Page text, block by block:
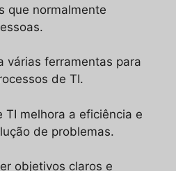
que normalmente
várias ferramentas para
de TI.
TI melhora a eficiência e
de problemas.
objetivos claros e